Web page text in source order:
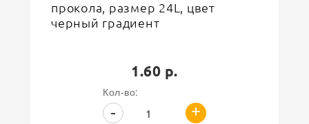
прокола, размер 24L, цвет
черный градиент
1.60 р.
Кол-во:
+
-